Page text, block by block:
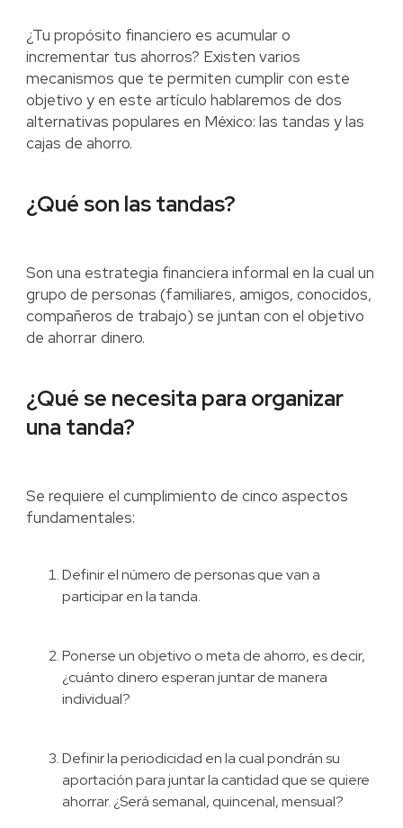
¿Tu propósito financiero es acumular o
incrementar tus ahorros? Existen varios
mecanismos que te permiten cumplir con este
objetivo y en este artículo hablaremos de dos
alternativas populares en México: las tandas y las
cajas de ahorro.
¿Qué son las tandas?
Son una estrategia financiera informal en la cual un
grupo de personas (familiares, amigos, conocidos,
compañeros de trabajo) se juntan con el objetivo
de ahorrar dinero.
¿Qué se necesita para organizar
una tanda?
Se requiere el cumplimiento de cinco aspectos
fundamentales:
Definir el número de personas que van a
participar en la tanda.
Ponerse un objetivo o meta de ahorro, es decir,
¿cuánto dinero esperan juntar de manera
individual?
Definir la periodicidad en la cual pondrán su
aportación para juntar la cantidad que se quiere
ahorrar. ¿Será semanal, quincenal, mensual?